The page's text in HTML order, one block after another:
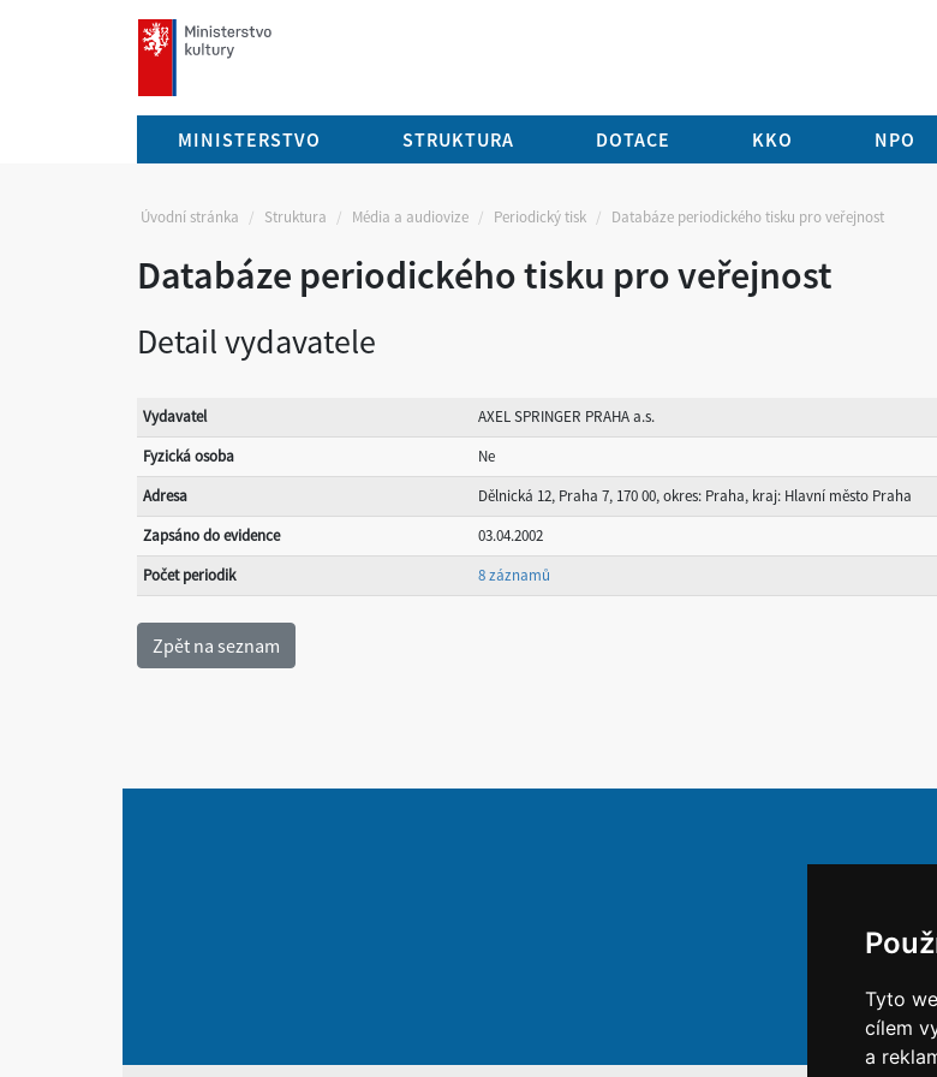
Tyto
cílem
a
mkcr.cz
MINISTERSTVO STRUKTURA DOTACE KKO NPO
Úvodní stránka Struktura Média a audiovize Periodický tisk Databáze periodického tisku pro veřejnost
Databáze periodického tisku pro veřejnost
Detail vydavatele
Vydavatel
AXEL SPRINGER PRAHA a.s.
Fyzická osoba
Ne
Adresa
Dělnická 12, Praha 7, 170 00, okres: Praha, kraj: Hlavní město Praha
Zapsáno do evidence
03.04.2002
Počet periodik
8 záznamů